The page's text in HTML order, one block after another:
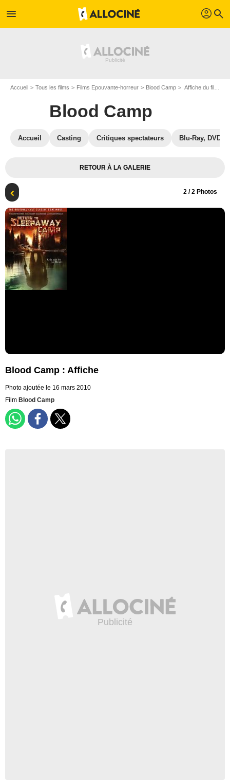
menu profil search
Accueil Tous les films Films Epouvante-horreur Blood Camp Affiche du film Blood Camp - Photo 2
Blood Camp
Accueil Casting Critiques spectateurs Blu-Ray, DVD
RETOUR À LA GALERIE
2 / 2 Photos
Blood Camp : Affiche
Photo ajoutée le 16 mars 2010
Film Blood Camp